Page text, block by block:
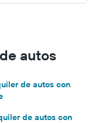
autos
de autos con
de autos con